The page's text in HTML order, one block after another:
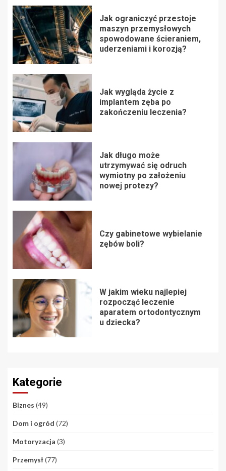
Jak ograniczyć przestoje
maszyn przemysłowych
spowodowane ścieraniem,
uderzeniami i korozją?
Jak wygląda życie z
implantem zęba po
zakończeniu leczenia?
Jak długo może
utrzymywać się odruch
wymiotny po założeniu
nowej protezy?
Czy gabinetowe wybielanie
zębów boli?
W jakim wieku najlepiej
rozpocząć leczenie
aparatem ortodontycznym
u dziecka?
Kategorie
Biznes (49)
Dom i ogród (72)
Motoryzacja (3)
Przemysł(77)